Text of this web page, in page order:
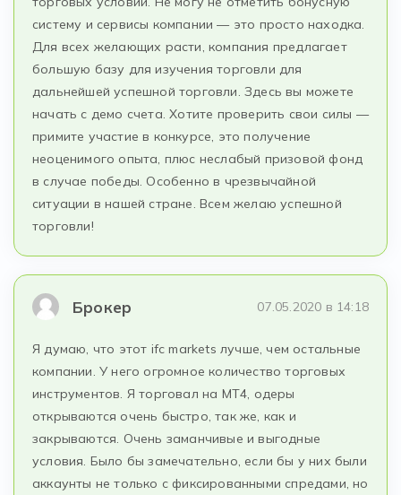
систему и сервисы компании — это просто находка.
Для всех желающих расти, компания предлагает
большую базу для изучения торговли для
дальнейшей успешной торговли. Здесь вы можете
начать с демо счета. Хотите проверить свои силы —
примите участие в конкурсе, это получение
неоценимого опыта, плюс неслабый призовой фонд
в случае победы. Особенно в чрезвычайной
ситуации в нашей стране. Всем желаю успешной
торговли!
Брокер 07.05.2020 в 14:18
Я думаю, что этот ifc markets лучше, чем остальные
компании. У него огромное количество торговых
инструментов. Я торговал на МТ4, одеры
открываются очень быстро, так же, как и
закрываются. Очень заманчивые и выгодные
условия. Было бы замечательно, если бы у них были
аккаунты не только с фиксированными спредами, но